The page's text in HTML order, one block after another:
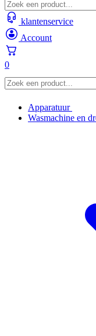
klantenservice
Account
0
Apparatuur
Wasmachine en